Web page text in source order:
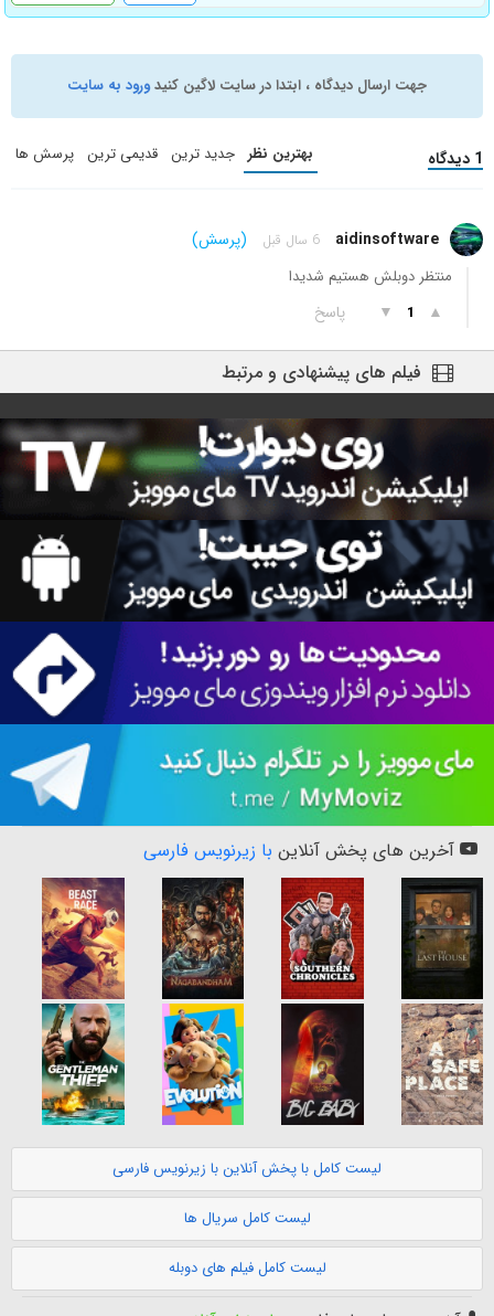
جهت ارسال دیدگاه ، ابتدا در سایت لاگین کنیدورود به سایت
1 دیدگاه بهترین نظر جدید ترین قدیمی ترین پرسش ها
aidinsoftware 6 سال قبل (پرسش)
منتظر دوبلش هستیم شدیدا
▲
1
▼ پاسخ
فیلم های پیشنهادی و مرتبط
آخرین های پخش آنلاین با زیرنویس فارسی
لیست کامل با پخش آنلاین با زیرنویس فارسی
لیست کامل سریال ها
لیست کامل فیلم های دوبله